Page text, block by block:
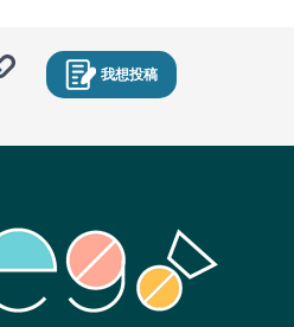
我想投稿